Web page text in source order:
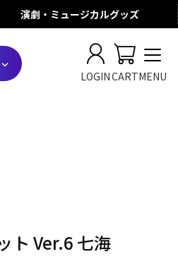
演劇・ミュージカルグッズ
LOGINCARTMENU
ト Ver.6 七海